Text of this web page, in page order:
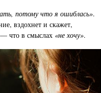
потому что я ошиблась».
вздохнет и скажет,
— что в смыслах «не хочу».